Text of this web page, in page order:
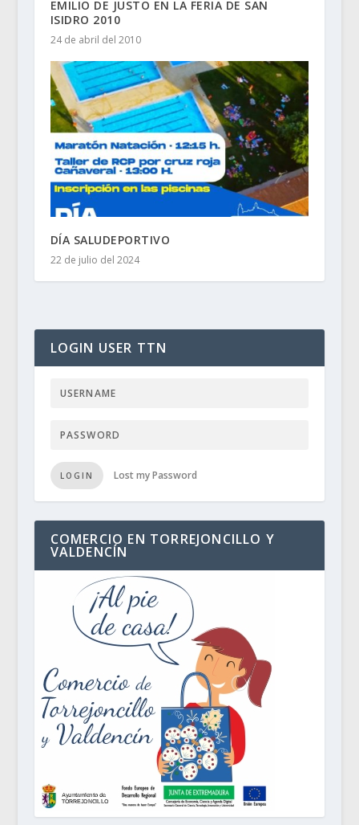
EMILIO DE JUSTO EN LA FERIA DE SAN
ISIDRO 2010
24 de abril del 2010
DÍA SALUDEPORTIVO
22 de julio del 2024
LOGIN USER TTN
LOGIN Lost my Password
COMERCIO EN TORREJONCILLO Y
VALDENCÍN